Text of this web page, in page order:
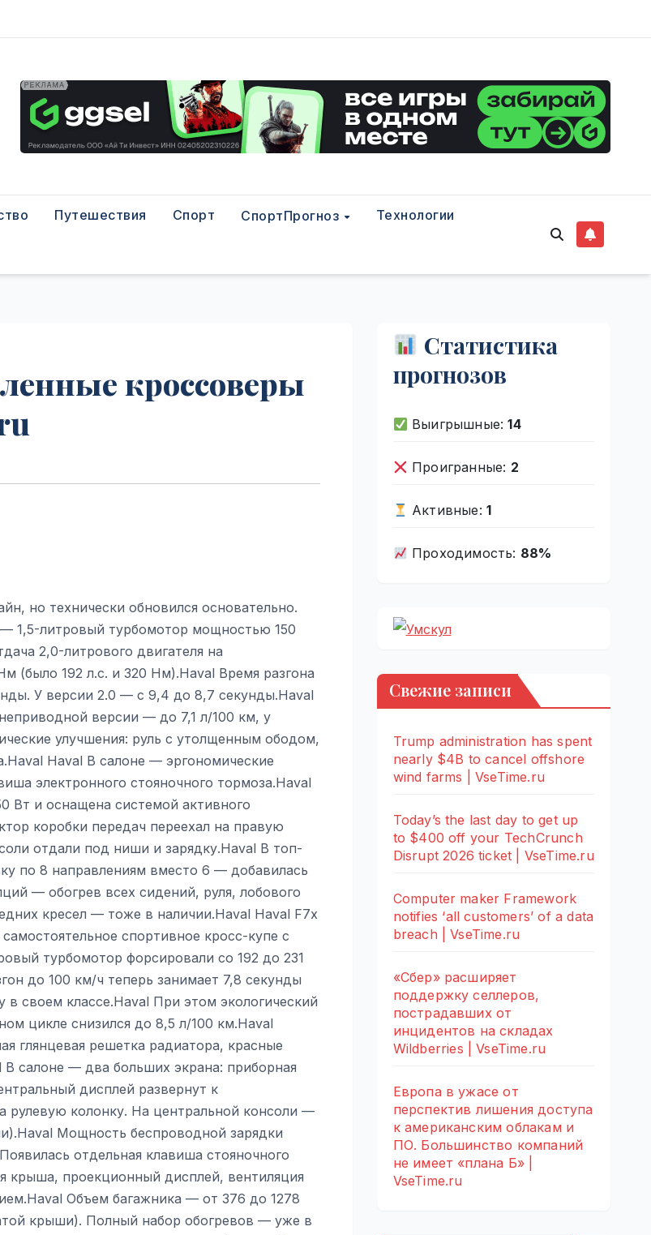
Путешествия Спорт СпортПрогноз Технологии
кроссоверы
но технически обновился основательно.
1,5-литровый турбомотор мощностью 150
2,0-литрового двигателя на
(было 192 л.с. и 320 Нм).Haval Время разгона
У версии 2.0 — с 9,4 до 8,7 секунды.Haval
версии — до 7,1 л/100 км, у
улучшения: руль с утолщенным ободом,
Haval В салоне — эргономические
электронного стояночного тормоза.Haval
Вт и оснащена системой активного
коробки передач переехал на правую
отдали под ниши и зарядку.Haval В топ-
по 8 направлениям вместо 6 — добавилась
— обогрев всех сидений, руля, лобового
кресел — тоже в наличии.Haval Haval F7x
спортивное кросс-купе с
турбомотор форсировали со 192 до 231
до 100 км/ч теперь занимает 7,8 секунды
своем классе.Haval При этом экологический
цикле снизился до 8,5 л/100 км.Haval
глянцевая решетка радиатора, красные
салоне — два больших экрана: приборная
дисплей развернут к
рулевую колонку. На центральной консоли —
Мощность беспроводной зарядки
отдельная клавиша стояночного
крыша, проекционный дисплей, вентиляция
Объем багажника — от 376 до 1278
крыши). Полный набор обогревов — уже в
Статистика
прогнозов
Выигрышные:14
Проигранные: 2
Активные: 1
Проходимость: 88%
Свежие записи
Trump administration has spent
nearly $4B to cancel offshore
wind farms | VseTime.ru
Today’s the last day to get up
to $400 off your TechCrunch
Disrupt 2026 ticket | VseTime.ru
Computer maker Framework
notifies ‘all customers’ of a data
breach | VseTime.ru
«Сбер» расширяет
поддержку селлеров,
пострадавших от
инцидентов на складах
Wildberries | VseTime.ru
Европа в ужасе от
перспектив лишения доступа
к американским облакам и
ПО. Большинство компаний
не имеет «плана Б» |
VseTime.ru